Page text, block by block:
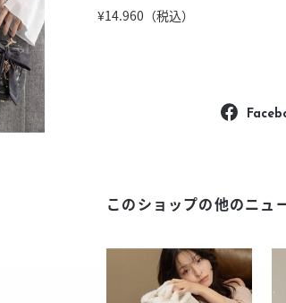
¥14.960（税込）
このショップの他のニュ